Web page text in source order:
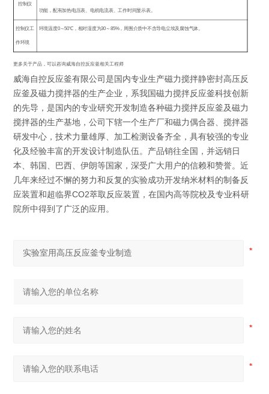
控制仪
功能，配有加热电压表、电机电流表、工作时间显示表。
控制仪工
作环境
环境温度0～50℃ ，相对湿度为30 ～85%，周围介质中不含导电尘埃及腐蚀气体。
更多关于产品，可以咨询威海自控反应釜相关工程师
威海自控反应釜有限公司是国内专业生产磁力搅拌静密封高压反
应釜及磁力搅拌器的生产企业，系我国磁力搅拌反应釜科技创新
的先导，是国内的专业研究开发制造各种磁力搅拌反应釜及磁力
搅拌器的生产基地，公司下辖一个生产厂和磁力偶合器、搅拌器
研发中心，技术力量雄厚、加工检测设备齐全，具有较强的专业
化及经验丰富的开发设计制造队伍。产品销往全国，并远销日
本、韩国、巴西、伊朗等国家，深受广大用户的信赖和赞誉。近
几年来经过不懈的努力和反复的实验成功开发纳米材料的制备反
应装置和超临界CO2萃取反应装置，在国内高等院校及专业科研
院所中得到了广泛的应用。